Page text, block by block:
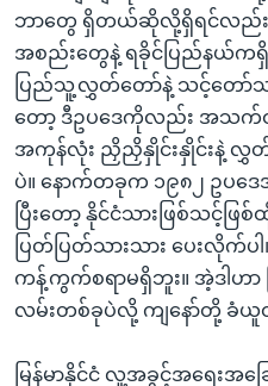
ဘာတွေ ရှိတယ်ဆိုလို့ရှိရင်လည်း
အစည်းတွေနဲ့ ရခိုင်ပြည်နယ်ကရှိ
ပြည်သူ့လွှတ်တော်နဲ့ သင့်တော်
တော့ ဒီဥပဒေကိုလည်း အသက်ဝ
အကုန်လုံး ညှိညှိနှိုင်းနှိုင်းနဲ့ လွှ
ပဲ။ နောက်တခုက ၁၉၈၂ ဥပဒေ
ပြီးတော့ နိုင်ငံသားဖြစ်သ
ပြတ်ပြတ်သားသား ပေးလိုက်ပ
ကန့်ကွက်စရာမရှိဘူး။ အဲ့ဒါဟာ ပ
လမ်းတစ်ခုပဲလို့ ကျနော်တို့ ခံယူ
မြန်မာနိုင်ငံ လူ့အခွင့်အရေးအ